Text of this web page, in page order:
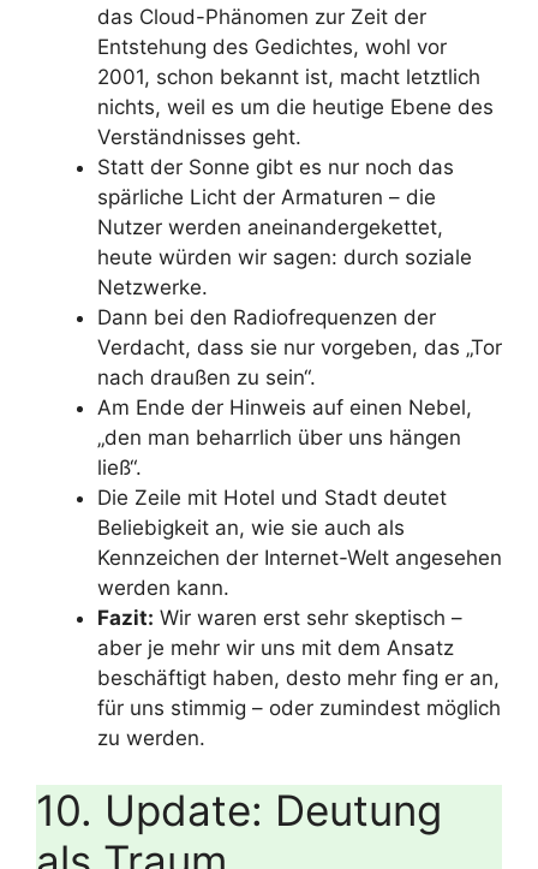
das Cloud-Phänomen zur Zeit der
Entstehung des Gedichtes, wohl vor
2001, schon bekannt ist, macht letztlich
nichts, weil es um die heutige Ebene des
Verständnisses geht.
Statt der Sonne gibt es nur noch das
spärliche Licht der Armaturen – die
Nutzer werden aneinandergekettet,
heute würden wir sagen: durch soziale
Netzwerke.
Dann bei den Radiofrequenzen der
Verdacht, dass sie nur vorgeben, das „Tor
nach draußen zu sein“.
Am Ende der Hinweis auf einen Nebel,
„den man beharrlich über uns hängen
ließ“.
Die Zeile mit Hotel und Stadt deutet
Beliebigkeit an, wie sie auch als
Kennzeichen der Internet-Welt angesehen
werden kann.
Fazit: Wir waren erst sehr skeptisch –
aber je mehr wir uns mit dem Ansatz
beschäftigt haben, desto mehr fing er an,
für uns stimmig – oder zumindest möglich
zu werden.
10. Update: Deutung